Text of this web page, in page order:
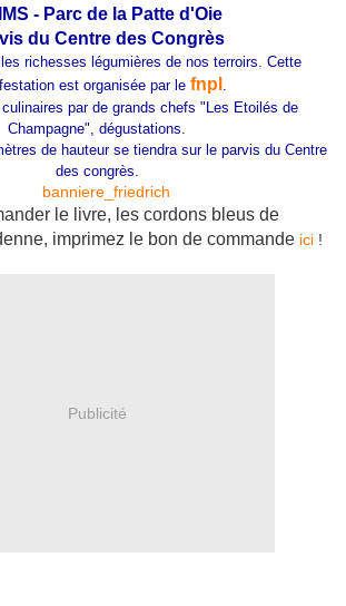
- Parc de la Patte d'Oie
du Centre des Congrès
richesses légumières de nos terroirs. Cette
est organisée par le fnpl .
par de grands chefs "Les Etoilés de
Champagne", dégustations.
de hauteur se tiendra sur le parvis du Centre
des congrès.
le livre, les cordons bleus de
imprimez le bon de commande ici !
Publicité